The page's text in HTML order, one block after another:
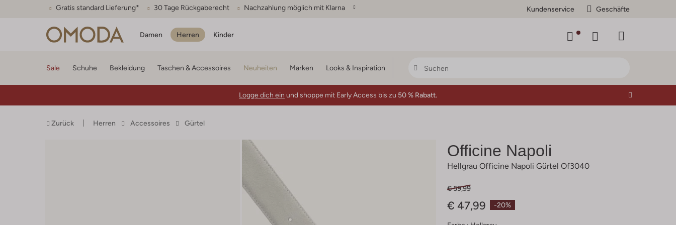
Gratis standard Lieferung* 30 Tage Rückgaberecht Nachzahlung möglich mit Klarna Kundenservice Geschäfte
Damen Herren Kinder
Sale Schuhe Bekleidung Taschen & Accessoires Neuheiten Marken Looks & Inspiration
Logge dich ein und shoppe mit Early Access bis zu 50 % Rabatt.
Zurück Herren Accessoires Gürtel
Officine Napoli
Hellgrau Officine Napoli Gürtel Of3040
-20%
€ 59,99
€ 47,99